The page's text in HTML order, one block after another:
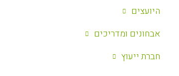
היועצים
אבחונים ומדריכים
חברת ייעוץ